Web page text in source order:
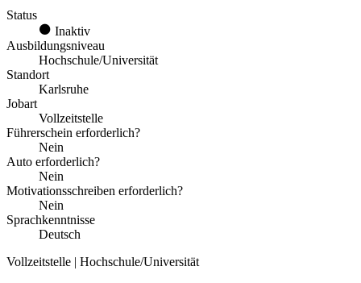
Status
Inaktiv
Ausbildungsniveau
Hochschule/Universität
Standort
Karlsruhe
Jobart
Vollzeitstelle
Führerschein erforderlich?
Nein
Auto erforderlich?
Nein
Motivationsschreiben erforderlich?
Nein
Sprachkenntnisse
Deutsch
Vollzeitstelle | Hochschule/Universität